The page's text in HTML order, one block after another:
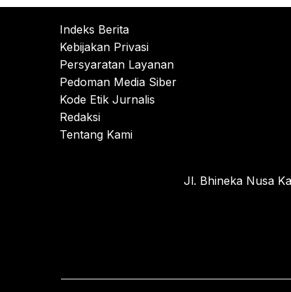
Indeks Berita
Kebijakan Privasi
Persyaratan Layanan
Pedoman Media Siber
Kode Etik Jurnalis
Redaksi
Tentang Kami
Jl. Bhineka Nusa